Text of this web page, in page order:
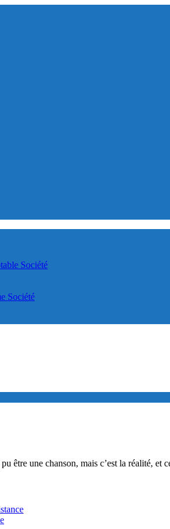
Société
Société
être une chanson, mais c’est la réalité, et